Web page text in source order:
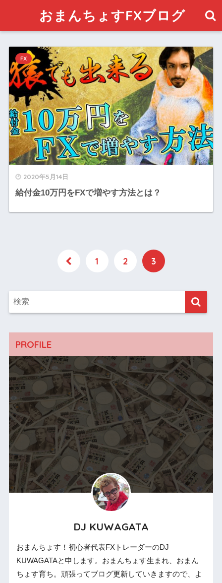
おまんちょすFXブログ
2020年5月14日
給付金10万円をFXで増やす方法とは？
FX
1 2 3
PROFILE
DJ KUWAGATA
おまんちょす！初心者代表FXトレーダーのDJ
KUWAGATAと申します。おまんちょす生まれ、おまん
ちょす育ち。頑張ってブログ更新していきますので、よ